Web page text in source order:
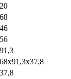
20
68
46
56
91,3
68х91,3х37,8
37,8